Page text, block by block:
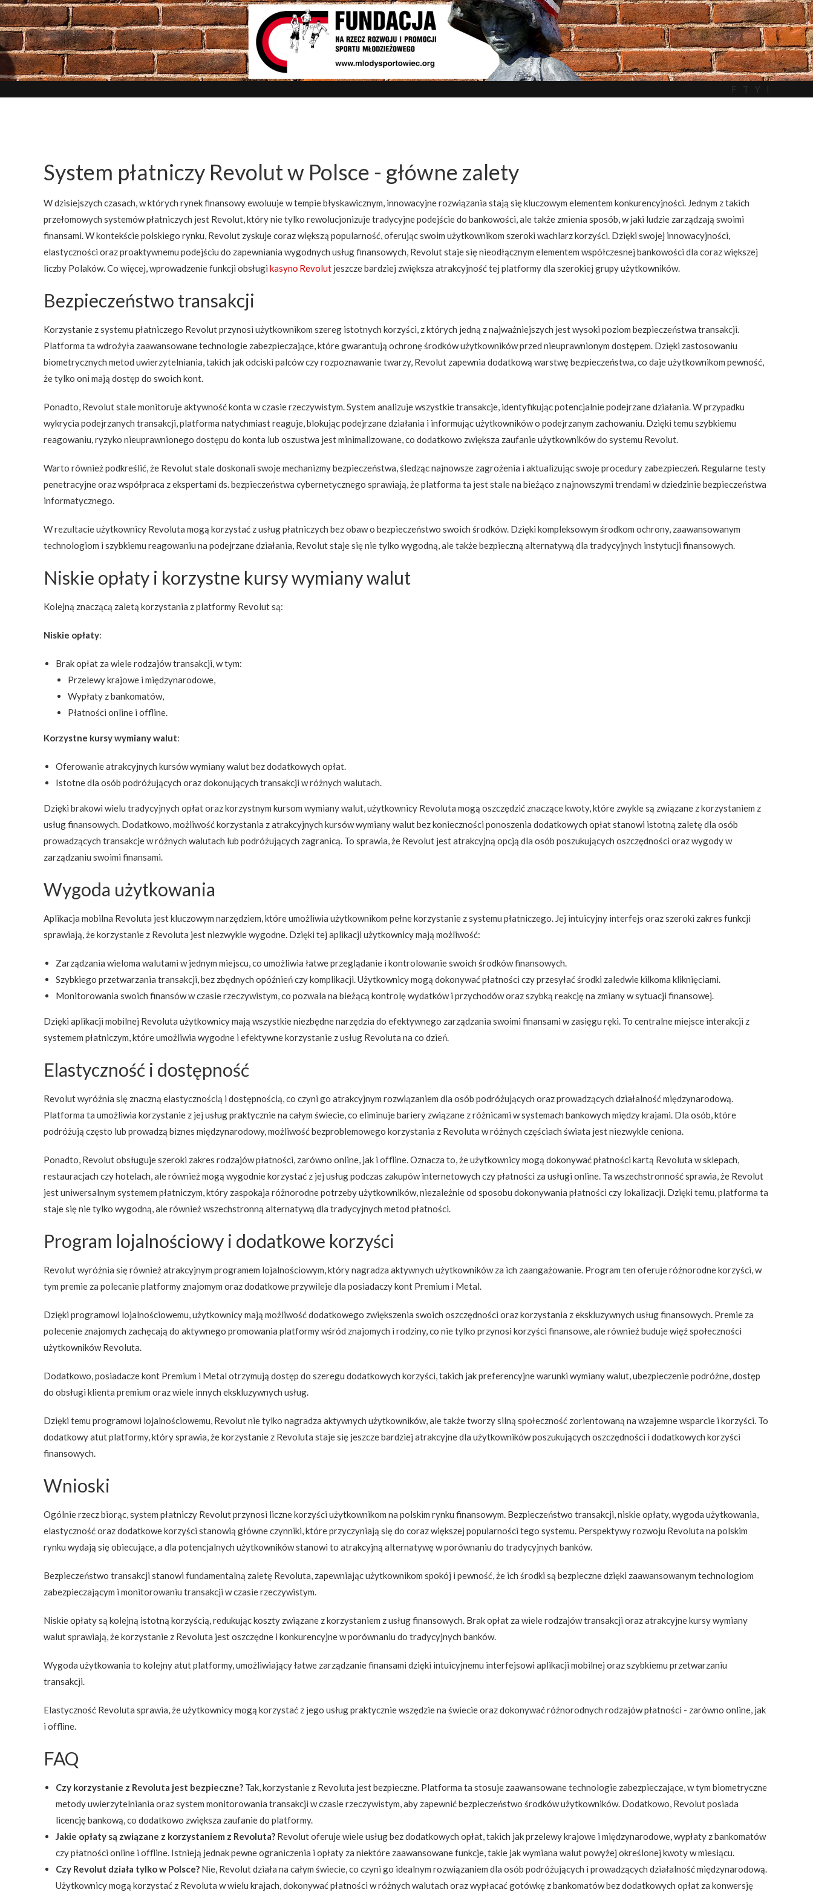
F T Y I
System płatniczy Revolut w Polsce - główne zalety
W dzisiejszych czasach, w których rynek finansowy ewoluuje w tempie błyskawicznym, innowacyjne rozwiązania stają się kluczowym elementem konkurencyjności. Jednym z takich
przełomowych systemów płatniczych jest Revolut, który nie tylko rewolucjonizuje tradycyjne podejście do bankowości, ale także zmienia sposób, w jaki ludzie zarządzają swoimi
finansami. W kontekście polskiego rynku, Revolut zyskuje coraz większą popularność, oferując swoim użytkownikom szeroki wachlarz korzyści. Dzięki swojej innowacyjności,
elastyczności oraz proaktywnemu podejściu do zapewniania wygodnych usług finansowych, Revolut staje się nieodłącznym elementem współczesnej bankowości dla coraz większej
liczby Polaków. Co więcej, wprowadzenie funkcji obsługi kasynо Revolut jeszcze bardziej zwiększa atrakcyjność tej platformy dla szerokiej grupy użytkowników.
Bezpieczeństwo transakcji
Korzystanie z systemu płatniczego Revolut przynosi użytkownikom szereg istotnych korzyści, z których jedną z najważniejszych jest wysoki poziom bezpieczeństwa transakcji.
Platforma ta wdrożyła zaawansowane technologie zabezpieczające, które gwarantują ochronę środków użytkowników przed nieuprawnionym dostępem. Dzięki zastosowaniu
biometrycznych metod uwierzytelniania, takich jak odciski palców czy rozpoznawanie twarzy, Revolut zapewnia dodatkową warstwę bezpieczeństwa, co daje użytkownikom pewność,
że tylko oni mają dostęp do swoich kont.
Ponadto, Revolut stale monitoruje aktywność konta w czasie rzeczywistym. System analizuje wszystkie transakcje, identyfikując potencjalnie podejrzane działania. W przypadku
wykrycia podejrzanych transakcji, platforma natychmiast reaguje, blokując podejrzane działania i informując użytkowników o podejrzanym zachowaniu. Dzięki temu szybkiemu
reagowaniu, ryzyko nieuprawnionego dostępu do konta lub oszustwa jest minimalizowane, co dodatkowo zwiększa zaufanie użytkowników do systemu Revolut.
Warto również podkreślić, że Revolut stale doskonali swoje mechanizmy bezpieczeństwa, śledząc najnowsze zagrożenia i aktualizując swoje procedury zabezpieczeń. Regularne testy
penetracyjne oraz współpraca z ekspertami ds. bezpieczeństwa cybernetycznego sprawiają, że platforma ta jest stale na bieżąco z najnowszymi trendami w dziedzinie bezpieczeństwa
informatycznego.
W rezultacie użytkownicy Revoluta mogą korzystać z usług płatniczych bez obaw o bezpieczeństwo swoich środków. Dzięki kompleksowym środkom ochrony, zaawansowanym
technologiom i szybkiemu reagowaniu na podejrzane działania, Revolut staje się nie tylko wygodną, ale także bezpieczną alternatywą dla tradycyjnych instytucji finansowych.
Niskie opłaty i korzystne kursy wymiany walut
Kolejną znaczącą zaletą korzystania z platformy Revolut są:
Niskie opłaty:
Brak opłat za wiele rodzajów transakcji, w tym:
Przelewy krajowe i międzynarodowe,
Wypłaty z bankomatów,
Płatności online i offline.
Korzystne kursy wymiany walut:
Oferowanie atrakcyjnych kursów wymiany walut bez dodatkowych opłat.
Istotne dla osób podróżujących oraz dokonujących transakcji w różnych walutach.
Dzięki brakowi wielu tradycyjnych opłat oraz korzystnym kursom wymiany walut, użytkownicy Revoluta mogą oszczędzić znaczące kwoty, które zwykle są związane z korzystaniem z
usług finansowych. Dodatkowo, możliwość korzystania z atrakcyjnych kursów wymiany walut bez konieczności ponoszenia dodatkowych opłat stanowi istotną zaletę dla osób
prowadzących transakcje w różnych walutach lub podróżujących zagranicą. To sprawia, że Revolut jest atrakcyjną opcją dla osób poszukujących oszczędności oraz wygody w
zarządzaniu swoimi finansami.
Wygoda użytkowania
Aplikacja mobilna Revoluta jest kluczowym narzędziem, które umożliwia użytkownikom pełne korzystanie z systemu płatniczego. Jej intuicyjny interfejs oraz szeroki zakres funkcji
sprawiają, że korzystanie z Revoluta jest niezwykle wygodne. Dzięki tej aplikacji użytkownicy mają możliwość:
Zarządzania wieloma walutami w jednym miejscu, co umożliwia łatwe przeglądanie i kontrolowanie swoich środków finansowych.
Szybkiego przetwarzania transakcji, bez zbędnych opóźnień czy komplikacji. Użytkownicy mogą dokonywać płatności czy przesyłać środki zaledwie kilkoma kliknięciami.
Monitorowania swoich finansów w czasie rzeczywistym, co pozwala na bieżącą kontrolę wydatków i przychodów oraz szybką reakcję na zmiany w sytuacji finansowej.
Dzięki aplikacji mobilnej Revoluta użytkownicy mają wszystkie niezbędne narzędzia do efektywnego zarządzania swoimi finansami w zasięgu ręki. To centralne miejsce interakcji z
systemem płatniczym, które umożliwia wygodne i efektywne korzystanie z usług Revoluta na co dzień.
Elastyczność i dostępność
Revolut wyróżnia się znaczną elastycznością i dostępnością, co czyni go atrakcyjnym rozwiązaniem dla osób podróżujących oraz prowadzących działalność międzynarodową.
Platforma ta umożliwia korzystanie z jej usług praktycznie na całym świecie, co eliminuje bariery związane z różnicami w systemach bankowych między krajami. Dla osób, które
podróżują często lub prowadzą biznes międzynarodowy, możliwość bezproblemowego korzystania z Revoluta w różnych częściach świata jest niezwykle ceniona.
Ponadto, Revolut obsługuje szeroki zakres rodzajów płatności, zarówno online, jak i offline. Oznacza to, że użytkownicy mogą dokonywać płatności kartą Revoluta w sklepach,
restauracjach czy hotelach, ale również mogą wygodnie korzystać z jej usług podczas zakupów internetowych czy płatności za usługi online. Ta wszechstronność sprawia, że Revolut
jest uniwersalnym systemem płatniczym, który zaspokaja różnorodne potrzeby użytkowników, niezależnie od sposobu dokonywania płatności czy lokalizacji. Dzięki temu, platforma ta
staje się nie tylko wygodną, ale również wszechstronną alternatywą dla tradycyjnych metod płatności.
Program lojalnościowy i dodatkowe korzyści
Revolut wyróżnia się również atrakcyjnym programem lojalnościowym, który nagradza aktywnych użytkowników za ich zaangażowanie. Program ten oferuje różnorodne korzyści, w
tym premie za polecanie platformy znajomym oraz dodatkowe przywileje dla posiadaczy kont Premium i Metal.
Dzięki programowi lojalnościowemu, użytkownicy mają możliwość dodatkowego zwiększenia swoich oszczędności oraz korzystania z ekskluzywnych usług finansowych. Premie za
polecenie znajomych zachęcają do aktywnego promowania platformy wśród znajomych i rodziny, co nie tylko przynosi korzyści finansowe, ale również buduje więź społeczności
użytkowników Revoluta.
Dodatkowo, posiadacze kont Premium i Metal otrzymują dostęp do szeregu dodatkowych korzyści, takich jak preferencyjne warunki wymiany walut, ubezpieczenie podróżne, dostęp
do obsługi klienta premium oraz wiele innych ekskluzywnych usług.
Dzięki temu programowi lojalnościowemu, Revolut nie tylko nagradza aktywnych użytkowników, ale także tworzy silną społeczność zorientowaną na wzajemne wsparcie i korzyści. To
dodatkowy atut platformy, który sprawia, że korzystanie z Revoluta staje się jeszcze bardziej atrakcyjne dla użytkowników poszukujących oszczędności i dodatkowych korzyści
finansowych.
Wnioski
Ogólnie rzecz biorąc, system płatniczy Revolut przynosi liczne korzyści użytkownikom na polskim rynku finansowym. Bezpieczeństwo transakcji, niskie opłaty, wygoda użytkowania,
elastyczność oraz dodatkowe korzyści stanowią główne czynniki, które przyczyniają się do coraz większej popularności tego systemu. Perspektywy rozwoju Revoluta na polskim
rynku wydają się obiecujące, a dla potencjalnych użytkowników stanowi to atrakcyjną alternatywę w porównaniu do tradycyjnych banków.
Bezpieczeństwo transakcji stanowi fundamentalną zaletę Revoluta, zapewniając użytkownikom spokój i pewność, że ich środki są bezpieczne dzięki zaawansowanym technologiom
zabezpieczającym i monitorowaniu transakcji w czasie rzeczywistym.
Niskie opłaty są kolejną istotną korzyścią, redukując koszty związane z korzystaniem z usług finansowych. Brak opłat za wiele rodzajów transakcji oraz atrakcyjne kursy wymiany
walut sprawiają, że korzystanie z Revoluta jest oszczędne i konkurencyjne w porównaniu do tradycyjnych banków.
Wygoda użytkowania to kolejny atut platformy, umożliwiający łatwe zarządzanie finansami dzięki intuicyjnemu interfejsowi aplikacji mobilnej oraz szybkiemu przetwarzaniu
transakcji.
Elastyczność Revoluta sprawia, że użytkownicy mogą korzystać z jego usług praktycznie wszędzie na świecie oraz dokonywać różnorodnych rodzajów płatności - zarówno online, jak
i offline.
FAQ
Czy korzystanie z Revoluta jest bezpieczne? Tak, korzystanie z Revoluta jest bezpieczne. Platforma ta stosuje zaawansowane technologie zabezpieczające, w tym biometryczne
metody uwierzytelniania oraz system monitorowania transakcji w czasie rzeczywistym, aby zapewnić bezpieczeństwo środków użytkowników. Dodatkowo, Revolut posiada
licencję bankową, co dodatkowo zwiększa zaufanie do platformy.
Jakie opłaty są związane z korzystaniem z Revoluta? Revolut oferuje wiele usług bez dodatkowych opłat, takich jak przelewy krajowe i międzynarodowe, wypłaty z bankomatów
czy płatności online i offline. Istnieją jednak pewne ograniczenia i opłaty za niektóre zaawansowane funkcje, takie jak wymiana walut powyżej określonej kwoty w miesiącu.
Czy Revolut działa tylko w Polsce? Nie, Revolut działa na całym świecie, co czyni go idealnym rozwiązaniem dla osób podróżujących i prowadzących działalność międzynarodową.
Użytkownicy mogą korzystać z Revoluta w wielu krajach, dokonywać płatności w różnych walutach oraz wypłacać gotówkę z bankomatów bez dodatkowych opłat za konwersję